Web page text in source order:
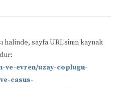
halinde, sayfa URL’sinin kaynak
ve-evren/uzay-coplugu-
casus-